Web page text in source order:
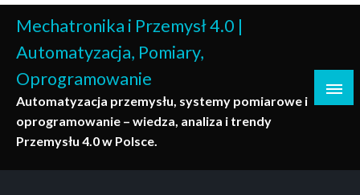
Skip
content
Mechatronika i Przemysł 4.0 |
Automatyzacja, Pomiary,
Oprogramowanie
Automatyzacja przemysłu, systemy pomiarowe i
oprogramowanie – wiedza, analiza i trendy
Przemysłu 4.0 w Polsce.